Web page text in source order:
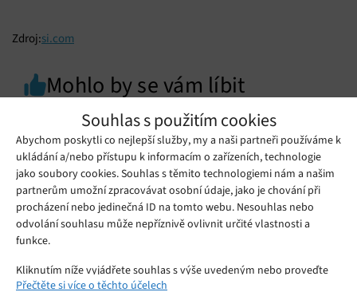
Souhlas s použitím cookies
Abychom poskytli co nejlepší služby, my a naši partneři používáme k
ukládání a/nebo přístupu k informacím o zařízeních, technologie
jako soubory cookies. Souhlas s těmito technologiemi nám a našim
partnerům umožní zpracovávat osobní údaje, jako je chování při
procházení nebo jedinečná ID na tomto webu. Nesouhlas nebo
odvolání souhlasu může nepříznivě ovlivnit určité vlastnosti a
funkce.
Kliknutím níže vyjádřete souhlas s výše uvedeným nebo proveďte
podrobnější rozhodnutí. Vaše volby budou použity pouze na tomto
Přečtěte si více o těchto účelech
Zdroj:si.com
Mohlo by se vám líbit